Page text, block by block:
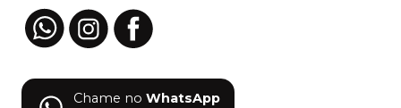
Chame no WhatsApp